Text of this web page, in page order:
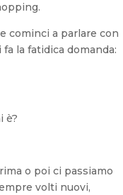
cominci a parlare con
la fatidica domanda:
è?
o poi ci passiamo
volti nuovi,